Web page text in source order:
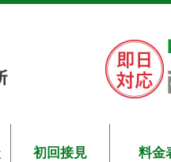
初回接見 料金